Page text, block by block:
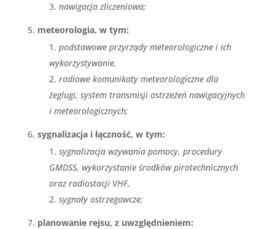
nawigacja zliczeniowa;
meteorologia, w tym:
podstawowe przyrządy meteorologiczne i ich
wykorzystywanie,
radiowe komunikaty meteorologiczne dla
żeglugi, system transmisji ostrzeżeń nawigacyjnych
i meteorologicznych;
sygnalizacja i łączność, w tym:
sygnalizacja wzywania pomocy, procedury
GMDSS, wykorzystanie środków pirotechnicznych
oraz radiostacji VHF,
sygnały ostrzegawcze;
planowanie rejsu, z uwzględnieniem: